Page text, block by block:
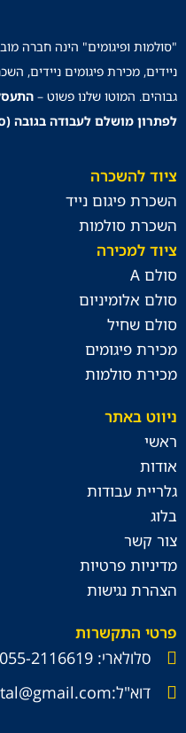
"סולמות ופיגומים" הינה חברה
ניידים, מכירת פיגומים ניידים,
גבוהים. המוטו שלנו פשוט –
לפתרון מושלם לעבודה בגובה
ציוד להשכרה
השכרת פיגום נייד
השכרת סולמות
ציוד למכירה
סולם A
סולם אלומיניום
סולם שחיל
מכירת פיגומים
מכירת סולמות
ניווט באתר
ראשי
אודות
גלריית עבודות
בלוג
צור קשר
מדיניות פרטיות
הצהרת נגישות
פרטי התקשרות
סלולארי: 055-2116619 (גבריאל)
דוא"ל:Pigumrental@gmail.com